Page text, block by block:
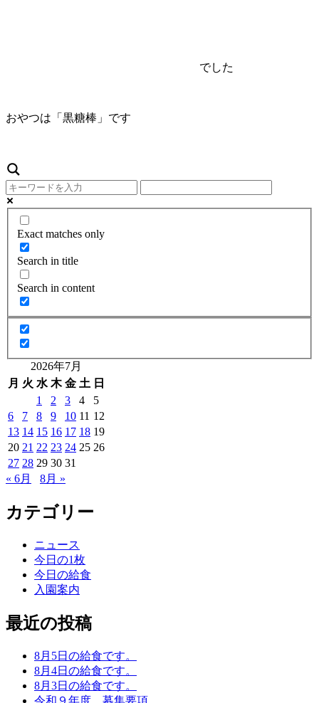
でした
おやつは「黒糖棒」です
Exact matches only
Search in title
Search in content
2026年7月
月 火 水 木 金 土 日
1
2 3 4
5
6
7 8 9 10 11 12
13 14 15 16 17 18 19
20 21 22 23 24 25 26
27 28 29 30 31
« 6月
8月 »
カテゴリー
ニュース
今日の1枚
今日の給食
入園案内
最近の投稿
8月5日の給食です。
8月4日の給食です。
8月3日の給食です。
令和９年度 募集要項